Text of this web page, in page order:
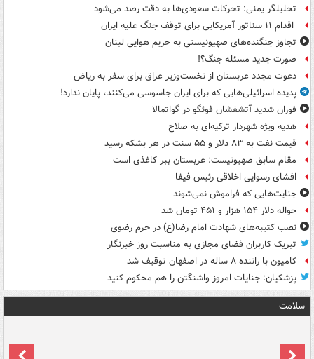
تحلیلگر یمنی: تحرکات سعودی‌ها به دقت رصد می‌شود
اقدام ۱۱ سناتور آمریکایی برای توقف جنگ علیه ایران
تجاوز جنگنده‌های صهیونیستی به حریم هوایی لبنان
صورت جدید مسئله جنگ؟!
دعوت مجدد عربستان از نخست‌وزیر عراق برای سفر به ریاض
پدیده اسرائیلی‌هایی که برای ایران جاسوسی می‌کنند، پایان ندارد!
فوران شدید آتشفشان فوئگو در گواتمالا
هدیه ویژه شهردار ترکیه‌ای به صلاح
قیمت نفت به ۸۳ دلار و ۵۵ سنت در هر بشکه رسید
مقام سابق صهیونیست: عربستان ببر کاغذی است
افشای رسوایی اخلاقی رئیس فیفا
جنایت‌هایی که فراموش نمی‌شوند
حواله دلار ۱۵۴ هزار و ۴۵۱ تومان شد
نصب کتیبه‌های شهادت امام رضا(ع) در حرم رضوی
تبریک کاربران فضای مجازی به مناسبت روز خبرنگار
کامیون با راننده ۸ ساله در اصفهان توقیف شد
پزشکیان: جنایات امروز واشنگتن را هم محکوم کنید
سلامت